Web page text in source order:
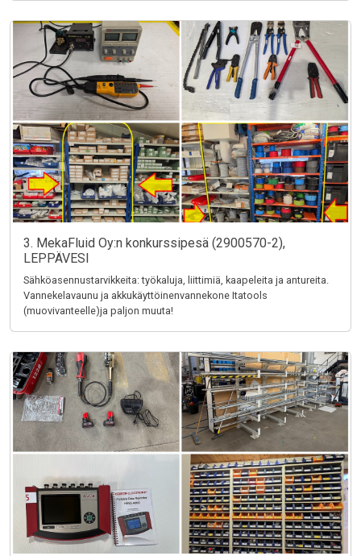
3. MekaFluid Oy:n konkurssipesä (2900570-2),
LEPPÄVESI
Sähköasennustarvikkeita: työkaluja, liittimiä, kaapeleita ja antureita.
Vannekelavaunu ja akkukäyttöinenvannekone Itatools
(muovivanteelle)ja paljon muuta!